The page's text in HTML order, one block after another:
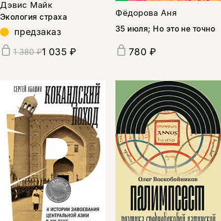
Дэвис Майк
Экология страха
предзаказ
1 380 ₽1 035 ₽
Фёдорова Аня
35 июля; Но это не точно
780 ₽